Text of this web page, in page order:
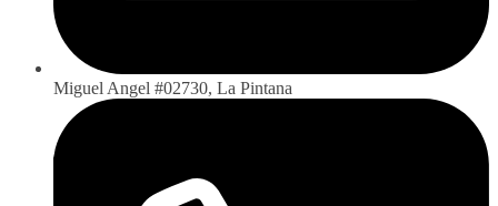
Miguel Angel #02730, La Pintana